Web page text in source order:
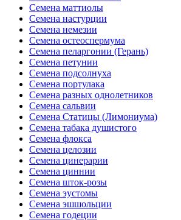
Семена маттиолы
Семена настурции
Семена немезии
Семена остеоспермума
Семена пеларгонии (Герань)
Семена петунии
Семена подсолнуха
Семена портулака
Семена разных однолетников
Семена сальвии
Семена Статицы (Лимониума)
Семена табака душистого
Семена флокса
Семена целозии
Семена цинерарии
Семена циннии
Семена шток-розы
Семена эустомы
Семена эшшольции
Семена годеции